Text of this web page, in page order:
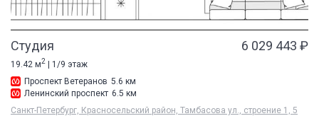
Студия 6 029 443 ₽
19.42 м2 | 1/9 этаж
Проспект Ветеранов 5.6 км
Ленинский проспект 6.5 км
Санкт-Петербург, Красносельский район, Тамбасова ул., строение 1, 5